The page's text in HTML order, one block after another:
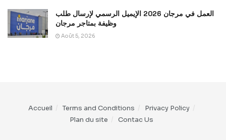
العمل في مرجان 2026 الإيميل الرسمي لإرسال طلب
وظيفة بمتاجر مرجان
Août 5, 2026
Accueil Terms and Conditions
Privacy Policy
Plan du site
Contac Us